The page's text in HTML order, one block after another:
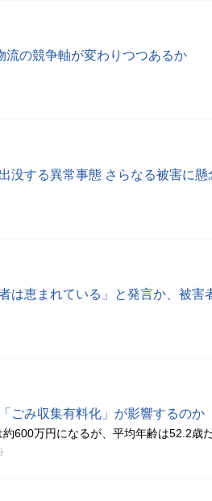
流の競争軸が変わりつつあるか
没する異常事態 さらなる被害に懸
は恵まれている」と発言か、被害
ごみ収集有料化」が影響するのか
600万円になるが、平均年齢は52.2歳